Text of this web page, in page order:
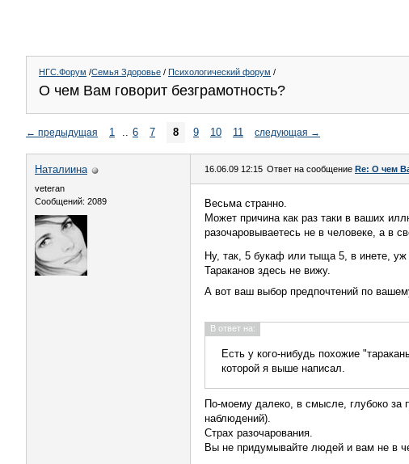
НГС.Форум /Семья Здоровье / Психологический форум /
О чем Вам говорит безграмотность?
← предыдущая 1 .. 6 7 8 9 10 11 следующая →
Наталиина
veteran
Сообщений: 2089
16.06.09 12:15 Ответ на сообщение Re: О чем
Весьма странно.
Может причина как раз таки в ваших
разочаровываетесь не в человеке, а в
Ну, так, 5 букаф или тыща 5, в инете,
Тараканов здесь не вижу.
А вот ваш выбор предпочтений по
В ответ на:
Есть у кого-нибудь похожие
которой я выше написал.
По-моему далеко, в смысле, глубоко за
наблюдений).
Страх разочарования.
Вы не придумывайте людей и вам не в